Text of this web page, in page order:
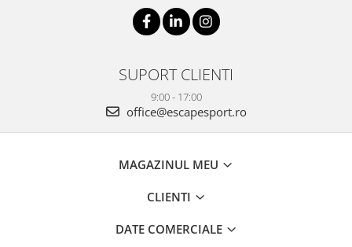
SUPORT CLIENTI
9:00 - 17:00
office@escapesport.ro
MAGAZINUL MEU
CLIENTI
DATE COMERCIALE